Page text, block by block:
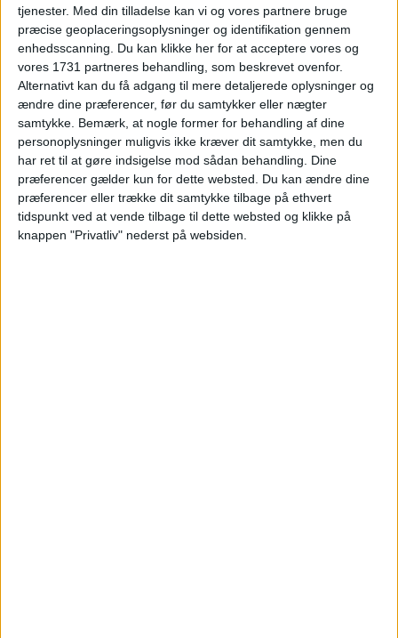
tjenester. Med din tilladelse kan vi og vores partnere bruge
præcise geoplaceringsoplysninger og identifikation gennem
enhedsscanning. Du kan klikke her for at acceptere vores og
vores 1731 partneres behandling, som beskrevet ovenfor.
Alternativt kan du få adgang til mere detaljerede oplysninger og
ændre dine præferencer, før du samtykker eller nægter
samtykke. Bemærk, at nogle former for behandling af dine
personoplysninger muligvis ikke kræver dit samtykke, men du
har ret til at gøre indsigelse mod sådan behandling. Dine
præferencer gælder kun for dette websted. Du kan ændre dine
præferencer eller trække dit samtykke tilbage på ethvert
tidspunkt ved at vende tilbage til dette websted og klikke på
knappen "Privatliv" nederst på websiden.
14. APRIL 2026
4 DAGE I MENTON FOR KUN
2.091,-